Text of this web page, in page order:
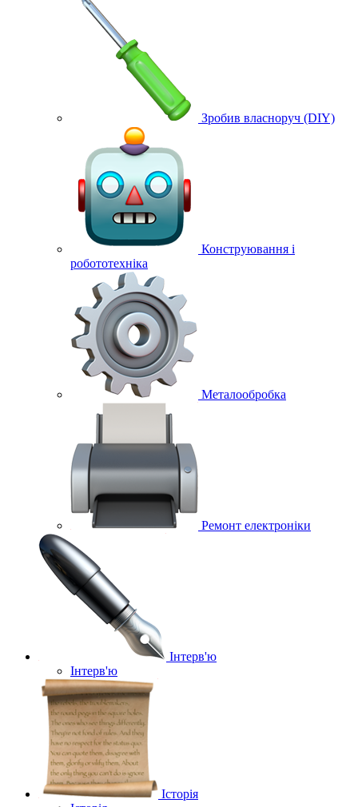
Зробив власноруч (DIY)
Конструювання і
робототехніка
Металообробка
Ремонт електроніки
Інтерв'ю
Інтерв'ю
Історія